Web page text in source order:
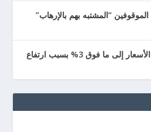
“المشتبه بهم بالإرهاب”
عاد معدل التضخم وارتفاع الأسعار إلى ما فوق 3% بسبب ارتفاع